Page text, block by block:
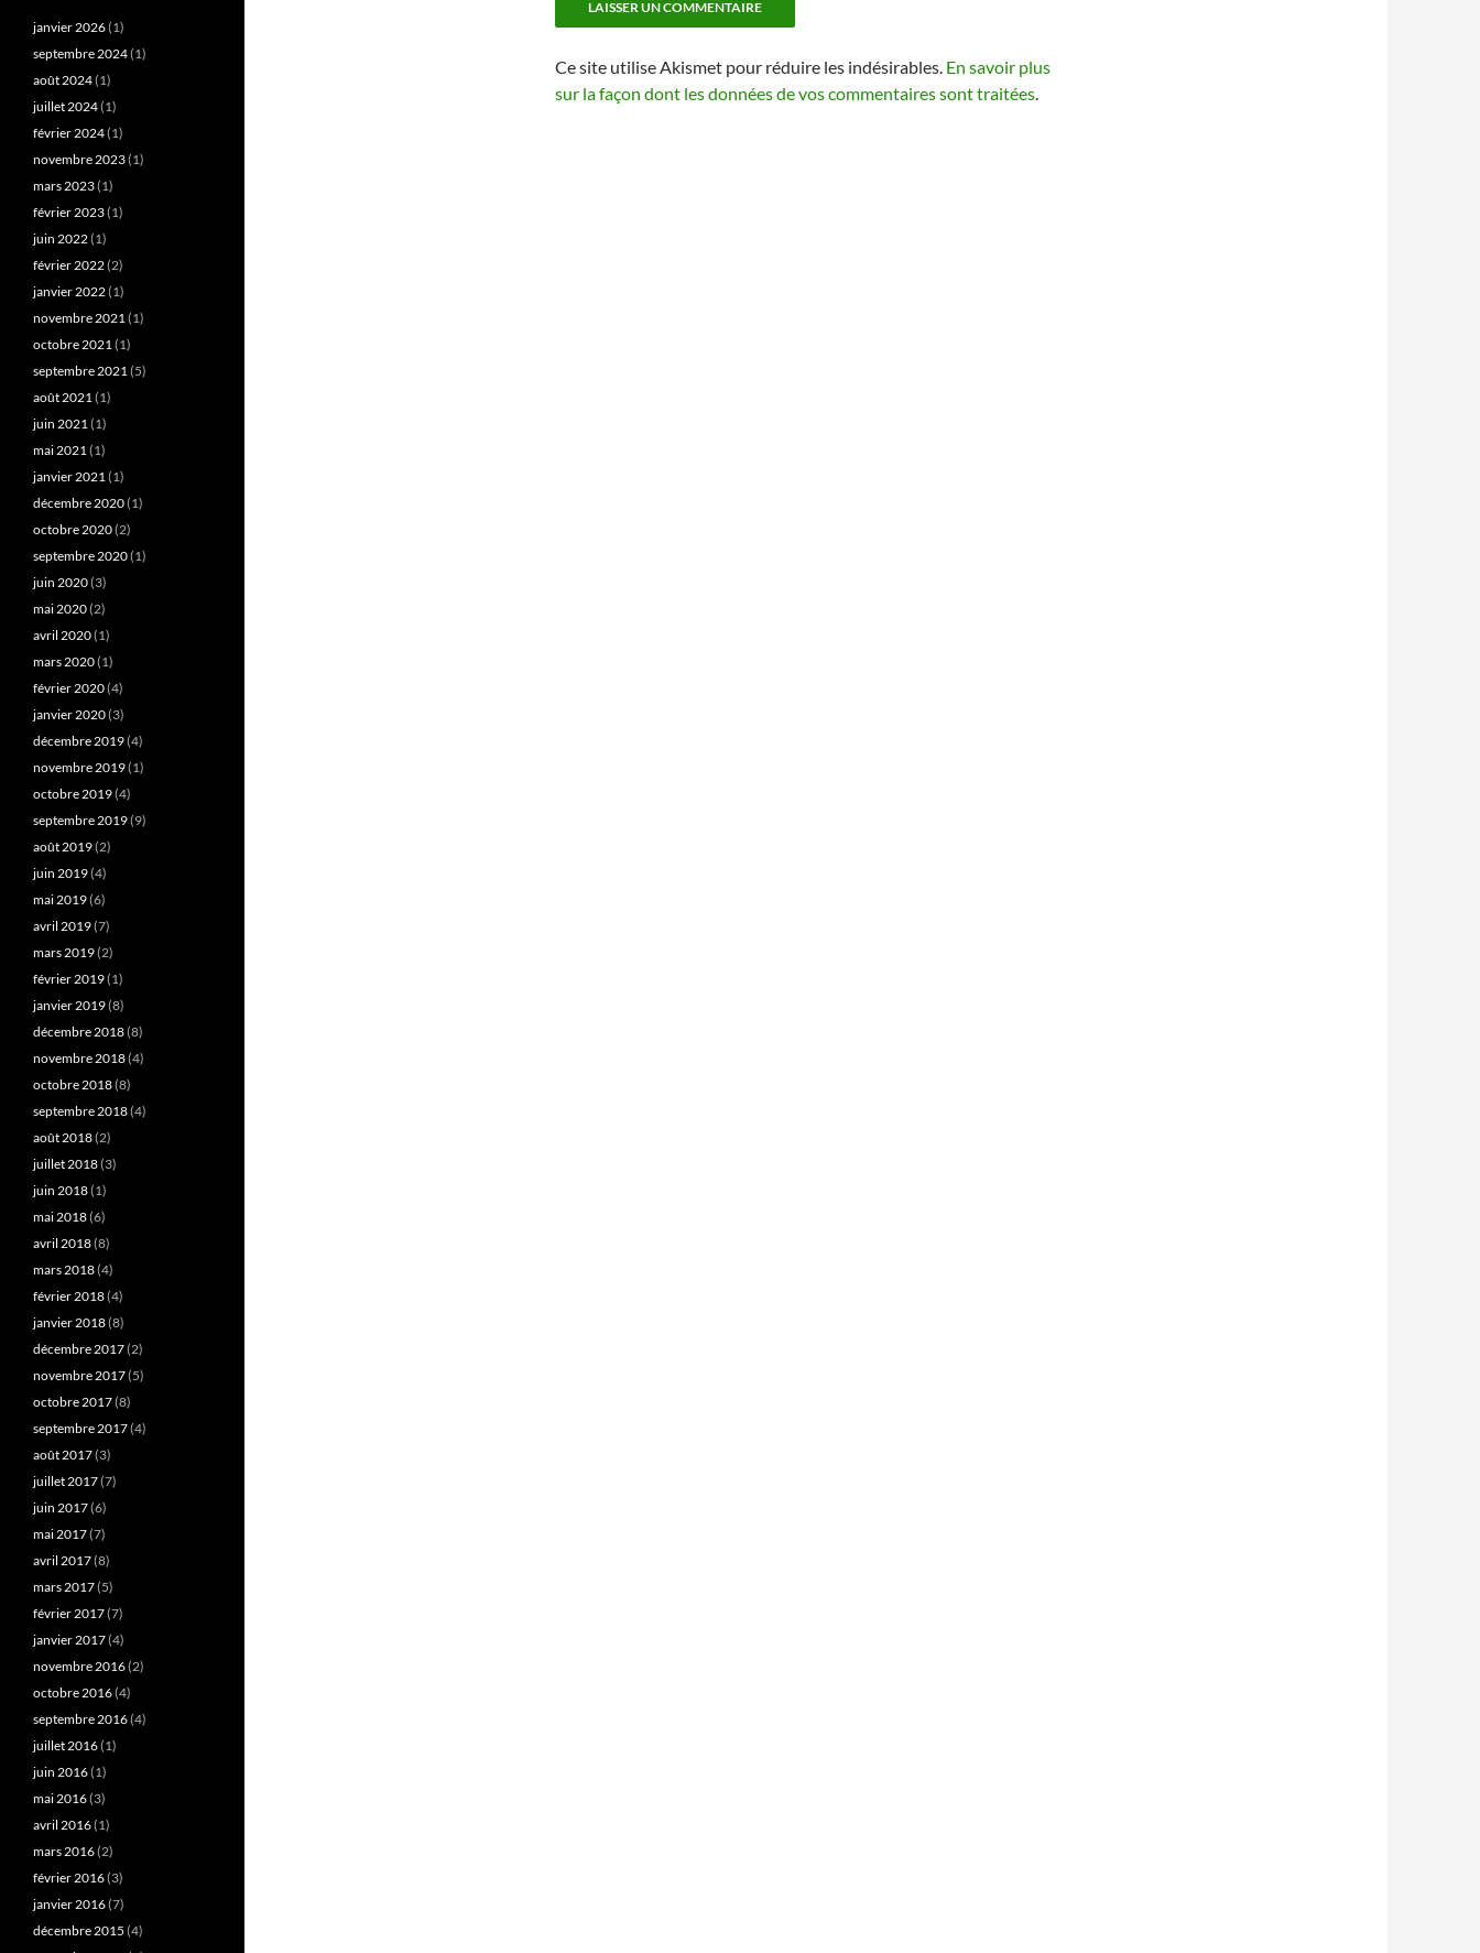
Ce site utilise Akismet pour réduire les indésirables. En savoir plus
sur la façon dont les données de vos commentaires sont traitées.
janvier 2026(1)
septembre 2024(1)
août 2024(1)
juillet 2024(1)
février 2024(1)
novembre 2023(1)
mars 2023(1)
février 2023(1)
juin 2022(1)
février 2022(2)
janvier 2022(1)
novembre 2021(1)
octobre 2021(1)
septembre 2021(5)
août 2021(1)
juin 2021(1)
mai 2021(1)
janvier 2021(1)
décembre 2020(1)
octobre 2020(2)
septembre 2020(1)
juin 2020(3)
mai 2020(2)
avril 2020(1)
mars 2020(1)
février 2020(4)
janvier 2020(3)
décembre 2019(4)
novembre 2019(1)
octobre 2019(4)
septembre 2019(9)
août 2019(2)
juin 2019(4)
mai 2019(6)
avril 2019(7)
mars 2019(2)
février 2019(1)
janvier 2019(8)
décembre 2018(8)
novembre 2018(4)
octobre 2018(8)
septembre 2018(4)
août 2018(2)
juillet 2018(3)
juin 2018(1)
mai 2018(6)
avril 2018(8)
mars 2018(4)
février 2018(4)
janvier 2018(8)
décembre 2017(2)
novembre 2017(5)
octobre 2017(8)
septembre 2017(4)
août 2017(3)
juillet 2017(7)
juin 2017(6)
mai 2017(7)
avril 2017(8)
mars 2017(5)
février 2017(7)
janvier 2017(4)
novembre 2016(2)
octobre 2016(4)
septembre 2016(4)
juillet 2016(1)
juin 2016(1)
mai 2016(3)
avril 2016(1)
mars 2016(2)
février 2016(3)
janvier 2016(7)
décembre 2015 (4)